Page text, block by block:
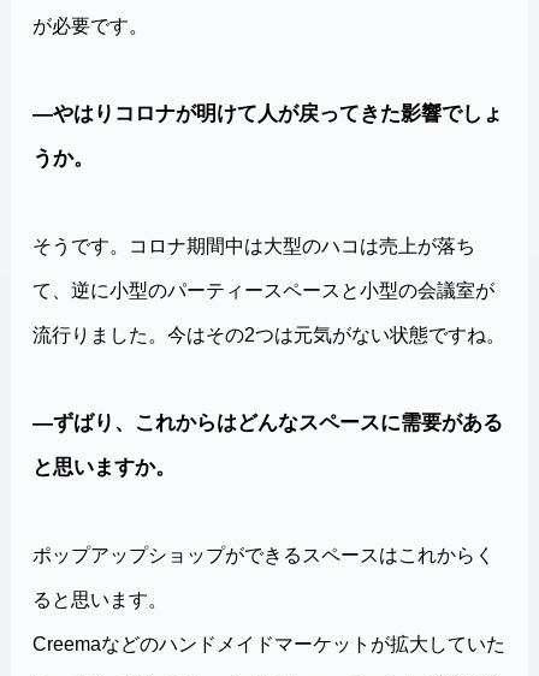
が必要です。
―やはりコロナが明けて人が戻ってきた影響でしょ
うか。
そうです。コロナ期間中は大型のハコは売上が落ち
て、逆に小型のパーティースペースと小型の会議室が
流行りました。今はその2つは元気がない状態ですね。
―ずばり、これからはどんなスペースに需要がある
と思いますか。
ポップアップショップができるスペースはこれからく
ると思います。
Creemaなどのハンドメイドマーケットが拡大していた